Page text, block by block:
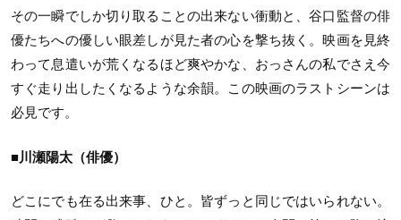
その一瞬でしか切り取ることの出来ない衝動と、谷口監督の俳
優たちへの優しい眼差しが見た者の心を撃ち抜く。映画を見終
わって息遣いが荒くなるほど爽やかな、おっさんの私でさえ今
すぐ走り出したくなるような余韻。この映画のラストシーンは
必見です。
■川瀬陽太（俳優）
どこにでも在る出来事、ひと。皆ずっと同じではいられない。